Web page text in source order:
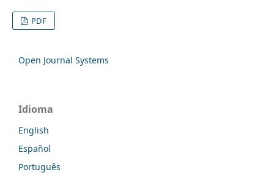
PDF
Open Journal Systems
Idioma
English
Español
Português